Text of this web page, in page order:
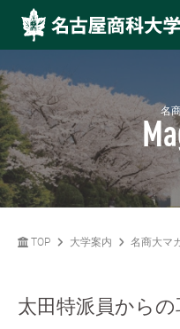
名
TOP 大学案内 名商大マ
太田特派員から